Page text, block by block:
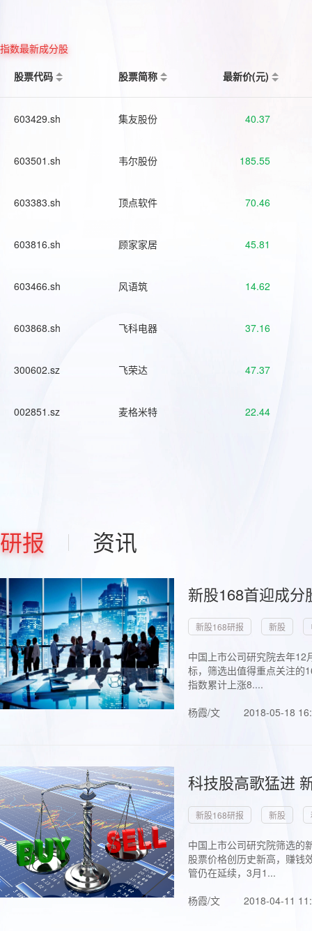
指数最新成分股
股票代码
股票简称 最新价(元)
603429.sh 集友股份 40.37
603501.sh 韦尔股份 185.55
603383.sh 顶点软件 70.46
603816.sh 顾家家居 45.81
603466.sh 风语筑 14.62
603868.sh 飞科电器 37.16
300602.sz 飞荣达 47.37
002851.sz 麦格米特 22.44
研报 资讯
新股168首迎成
新股168研报 新股
中国上市公司研究院去年
标，筛选出值得重点关注的
指数累计上涨8....
杨霞/文
2018-05-18
科技股高歌猛进
新股168研报 新股
中国上市公司研究院筛选的
股票价格创历史新高，赚钱
管仍在延续，3月1...
杨霞/文
2018-04-11